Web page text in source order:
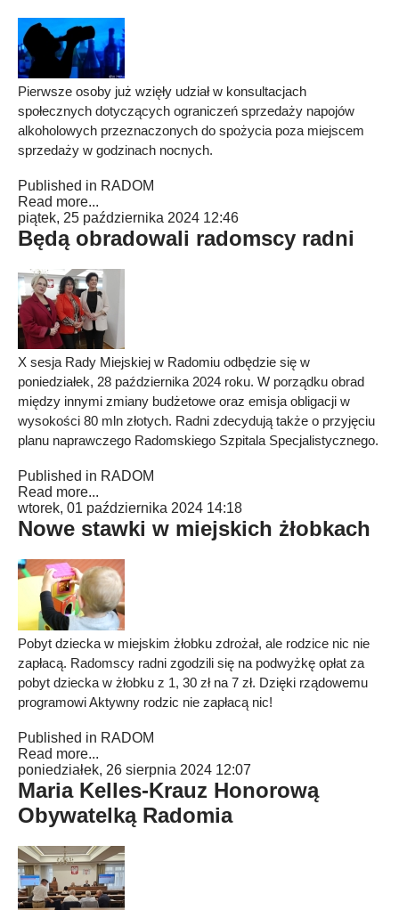
Pierwsze osoby już wzięły udział w konsultacjach
społecznych dotyczących ograniczeń sprzedaży napojów
alkoholowych przeznaczonych do spożycia poza miejscem
sprzedaży w godzinach nocnych.
Published in RADOM
Read more...
piątek, 25 października 2024 12:46
Będą obradowali radomscy radni
X sesja Rady Miejskiej w Radomiu odbędzie się w
poniedziałek, 28 października 2024 roku. W porządku obrad
między innymi zmiany budżetowe oraz emisja obligacji w
wysokości 80 mln złotych. Radni zdecydują także o przyjęciu
planu naprawczego Radomskiego Szpitala Specjalistycznego.
Published in RADOM
Read more...
wtorek, 01 października 2024 14:18
Nowe stawki w miejskich żłobkach
Pobyt dziecka w miejskim żłobku zdrożał, ale rodzice nic nie
zapłacą. Radomscy radni zgodzili się na podwyżkę opłat za
pobyt dziecka w żłobku z 1, 30 zł na 7 zł. Dzięki rządowemu
programowi Aktywny rodzic nie zapłacą nic!
Published in RADOM
Read more...
poniedziałek, 26 sierpnia 2024 12:07
Maria Kelles-Krauz Honorową
Obywatelką Radomia